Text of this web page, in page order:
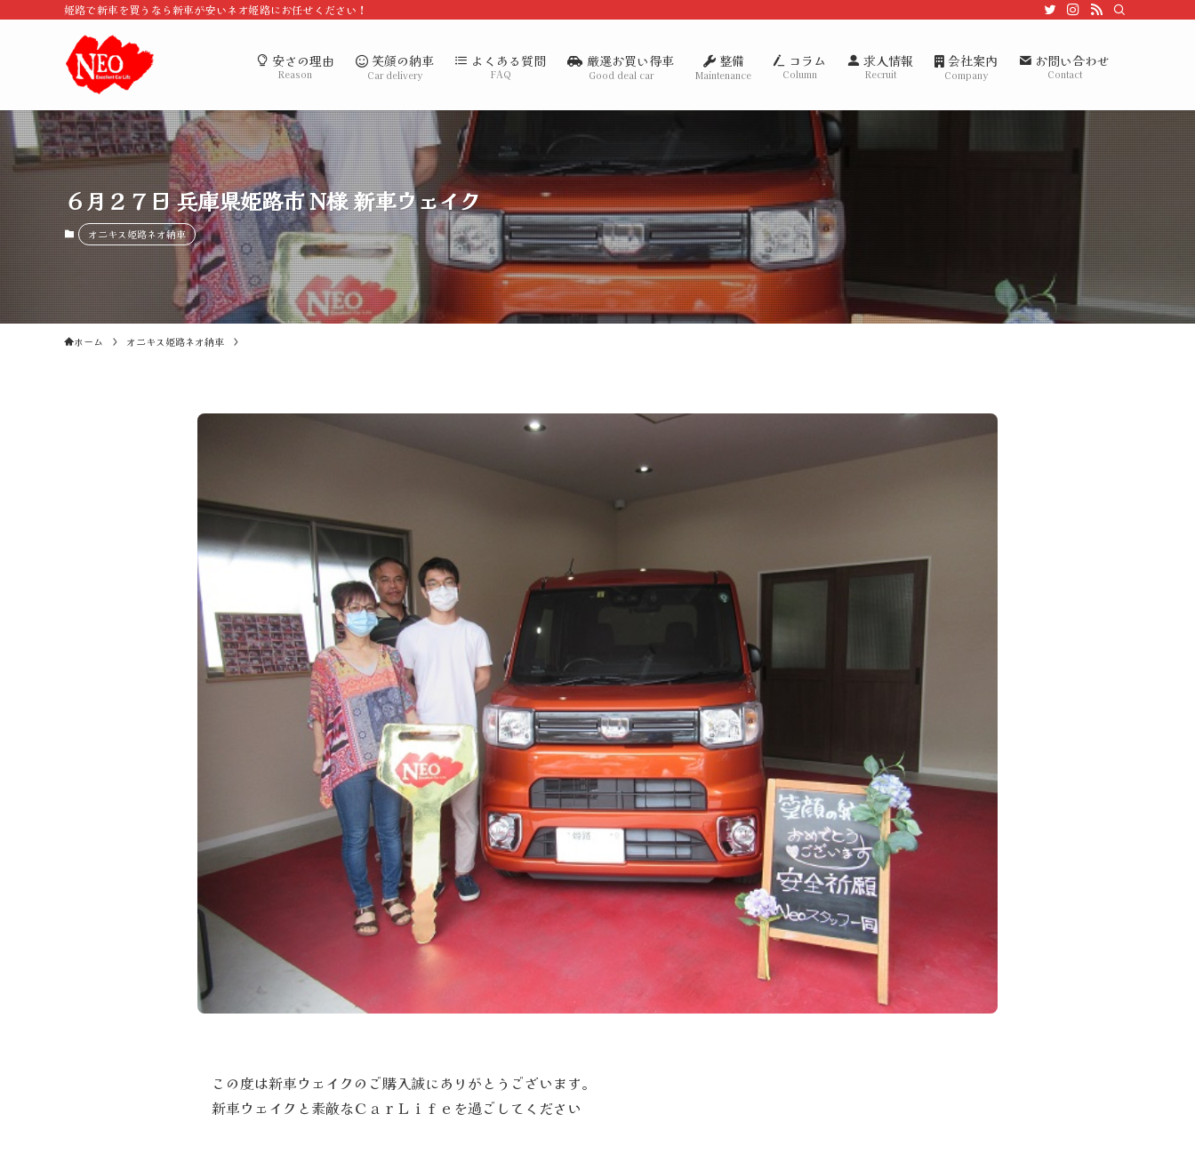
姫路で新車を買うなら新車が安いネオ姫路にお任せください！
安さの理由
Reason
笑顔の納車
Car delivery
よくある質問
FAQ
厳選お買い得車
Good deal car
整備
Maintenance
コラム
Column
求人情報
Recruit
会社案内
Company
お問い合わせ
Contact
６月２７日 兵庫県姫路市 N様 新車ウェイク
オニキス姫路ネオ納車
ホーム オニキス姫路ネオ納車
この度は新車ウェイクのご購入誠にありがとうございます。
新車ウェイクと素敵なＣａｒＬｉｆｅを過ごしてください